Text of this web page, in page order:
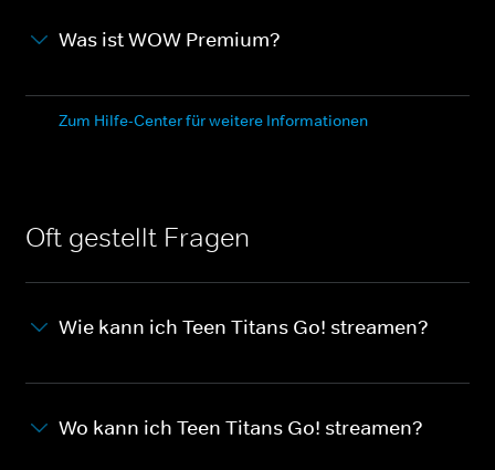
Was ist WOW Premium?
Zum Hilfe-Center für weitere Informationen
Oft gestellt Fragen
Wie kann ich Teen Titans Go! streamen?
Wo kann ich Teen Titans Go! streamen?